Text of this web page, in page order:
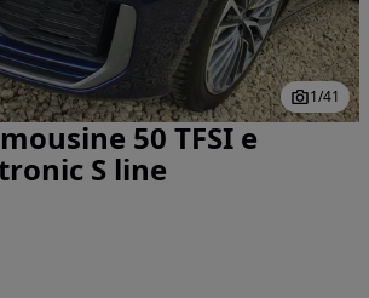
1/41
50 TFSI e
S line